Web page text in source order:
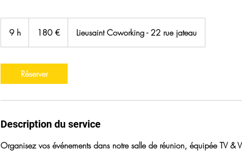
9 h
h
180 € Lieusaint Coworking - 22 rue jateau
Réserver
Description du service
Organisez vos événements dans notre salle de réunion, équipée TV &